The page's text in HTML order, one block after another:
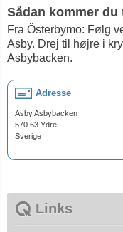
Sådan kommer
Fra Österbymo: Følg
Asby. Drej til højre i
Asbybacken.
Adresse
Asby Asbybacken
570 63 Ydre
Sverige
Links